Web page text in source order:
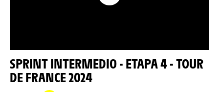
SPRINT INTERMEDIO - ETAPA 4 - TOUR
DE FRANCE 2024